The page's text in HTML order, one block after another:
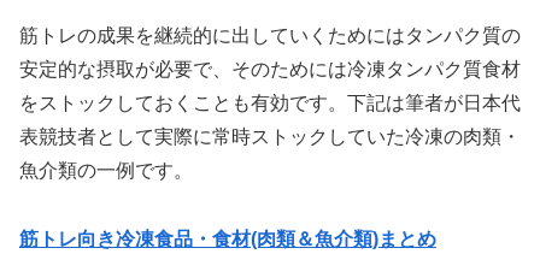
筋トレの成果を継続的に出していくためにはタンパク質の
安定的な摂取が必要で、そのためには冷凍タンパク質食材
をストックしておくことも有効です。下記は筆者が日本代
表競技者として実際に常時ストックしていた冷凍の肉類・
魚介類の一例です。
筋トレ向き冷凍食品・食材(肉類＆魚介類)まとめ